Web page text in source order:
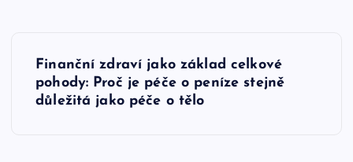
NFinanční zdraví jako základ celkové
pohody: Proč je péče o peníze stejně
důležitá jako péče o tělo